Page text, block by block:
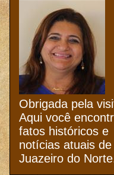
Obrigada pela
Aqui você
fatos históricos e
notícias atuais de
Juazeiro do